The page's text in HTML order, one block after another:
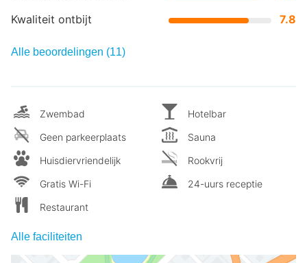
Kwaliteit ontbijt
7.8
Alle beoordelingen (11)
Zwembad
Geen parkeerplaats
Huisdiervriendelijk
Gratis Wi-Fi
Restaurant
Hotelbar
Sauna
Rookvrij
24-uurs receptie
Alle faciliteiten